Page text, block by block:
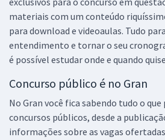
materiais com um conteúdo
para download e videoaulas. Tudo
entendimento e tornar o seu
é possível estudar onde e quando
Concurso público é no Gran
No Gran você fica sabendo tudo o que
concursos públicos, desde a
informações sobre as vagas